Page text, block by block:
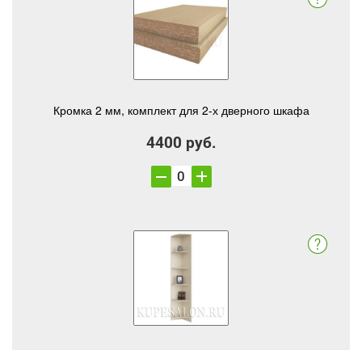
Кромка 2 мм, комплект для 2-х дверного шкафа
4400 руб.